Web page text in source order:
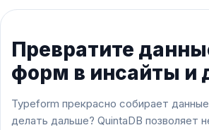
Превратите
форм в инсайты и
Typeform прекрасно собирает
делать дальше? QuintaDB позволяет